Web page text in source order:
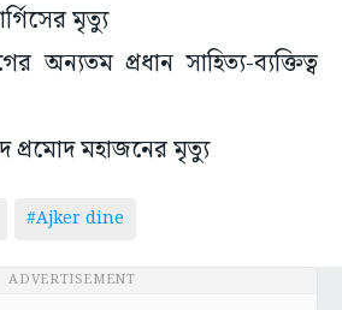
মৃত্যু
অন্যতম প্রধান সাহিত্য-ব্যক্তিত্ব
মহাজনের মৃত্যু
#Ajker dine
ADVERTISEMENT